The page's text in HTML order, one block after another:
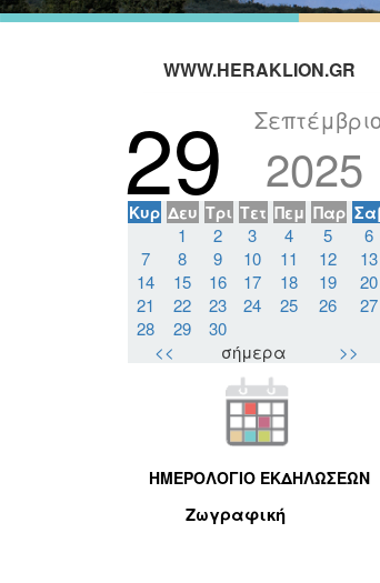
WWW.HERAKLION.GR
29 2025
Κυρ Δευ Τρι Τετ Πεμ Παρ
1 2 3 4 5
6
7
8 9 10 11 12
13
14
15 16 17 18 19
20
21
22 23 24 25 26
27
28
29
30
<<
σήμερα >>
ΗΜΕΡΟΛΟΓΙΟ ΕΚΔΗΛΩΣΕΩΝ
Ζωγραφική